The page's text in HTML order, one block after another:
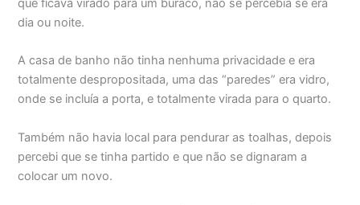
que ficava virado para um buraco, não se percebia se era
dia ou noite.
A casa de banho não tinha nenhuma privacidade e era
totalmente despropositada, uma das “paredes” era vidro,
onde se incluía a porta, e totalmente virada para o quarto.
Também não havia local para pendurar as toalhas, depois
percebi que se tinha partido e que não se dignaram a
colocar um novo.